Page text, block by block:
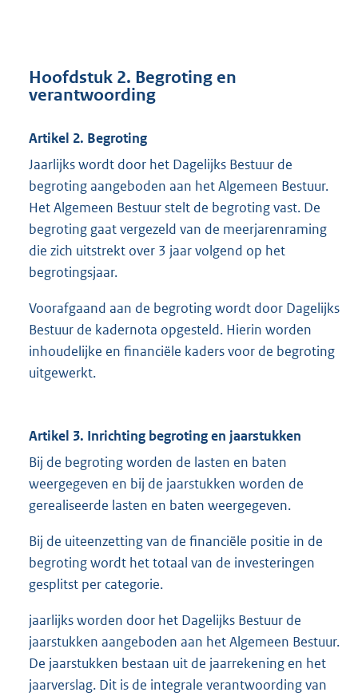
Hoofdstuk 2. Begroting en
verantwoording
Artikel 2. Begroting
Jaarlijks wordt door het Dagelijks Bestuur de
begroting aangeboden aan het Algemeen Bestuur.
Het Algemeen Bestuur stelt de begroting vast. De
begroting gaat vergezeld van de meerjarenraming
die zich uitstrekt over 3 jaar volgend op het
begrotingsjaar.
Voorafgaand aan de begroting wordt door Dagelijks
Bestuur de kadernota opgesteld. Hierin worden
inhoudelijke en financiële kaders voor de begroting
uitgewerkt.
Artikel 3. Inrichting begroting en jaarstukken
Bij de begroting worden de lasten en baten
weergegeven en bij de jaarstukken worden de
gerealiseerde lasten en baten weergegeven.
Bij de uiteenzetting van de financiële positie in de
begroting wordt het totaal van de investeringen
gesplitst per categorie.
jaarlijks worden door het Dagelijks Bestuur de
jaarstukken aangeboden aan het Algemeen Bestuur.
De jaarstukken bestaan uit de jaarrekening en het
jaarverslag. Dit is de integrale verantwoording van